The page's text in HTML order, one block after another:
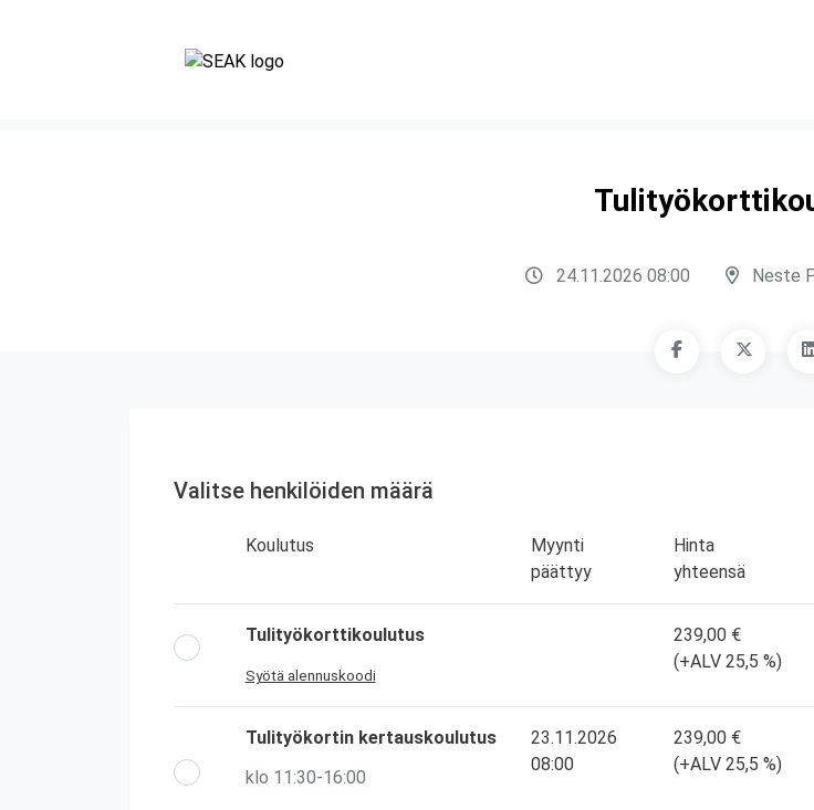
24.11.2026 08:00 Neste
Valitse henkilöiden määrä
Koulutus
Myynti
päättyy
Hinta
yhteensä
Tulityökorttikoulutus
Syötä alennuskoodi
239,00 €
(+ALV 25,5 %)
Tulityökortin kertauskoulutus
klo 11:30-16:00
23.11.2026
08:00
239,00 €
(+ALV 25,5 %)